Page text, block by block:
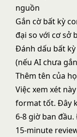
nguồn
Gắn cờ bất kỳ
đại so với cơ sở
Đánh dấu bất
(nếu AI chưa
Thêm tên của
Việc xem xét
format tốt. Đây
6-8 giờ ban
15-minute